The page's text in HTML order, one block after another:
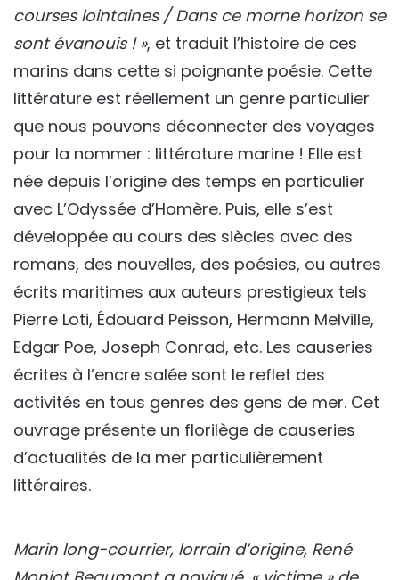
courses lointaines / Dans ce morne horizon se
sont évanouis ! », et traduit l’histoire de ces
marins dans cette si poignante poésie. Cette
littérature est réellement un genre particulier
que nous pouvons déconnecter des voyages
pour la nommer : littérature marine ! Elle est
née depuis l’origine des temps en particulier
avec L’Odyssée d’Homère. Puis, elle s’est
développée au cours des siècles avec des
romans, des nouvelles, des poésies, ou autres
écrits maritimes aux auteurs prestigieux tels
Pierre Loti, Édouard Peisson, Hermann Melville,
Edgar Poe, Joseph Conrad, etc. Les causeries
écrites à l’encre salée sont le reflet des
activités en tous genres des gens de mer. Cet
ouvrage présente un florilège de causeries
d’actualités de la mer particulièrement
littéraires.
Marin long-courrier, lorrain d’origine, René